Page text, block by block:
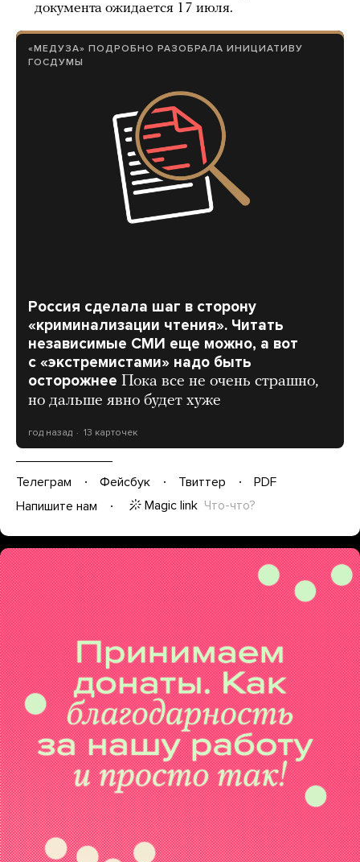
документа ожидается 17 июля.
«МЕДУЗА» ПОДРОБНО РАЗОБРАЛА ИНИЦИАТИВУ
ГОСДУМЫ
Россия сделала шаг в сторону
«криминализации чтения». Читать
независимые СМИ еще можно, а вот
с «экстремистами» надо быть
осторожнее Пока все не очень страшно,
но дальше явно будет хуже
год назад 13 карточек
Телеграм Фейсбук Твиттер
PDF
Напишите нам
Magic link Что-что?